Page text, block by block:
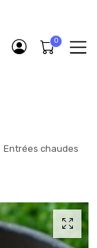
Entrées chaudes